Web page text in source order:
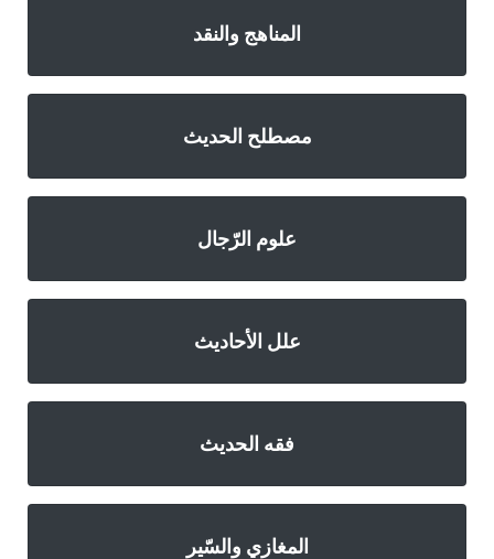
المناهج والنقد
مصطلح الحديث
علوم الرّجال
علل الأحاديث
فقه الحديث
المغازي والسّير